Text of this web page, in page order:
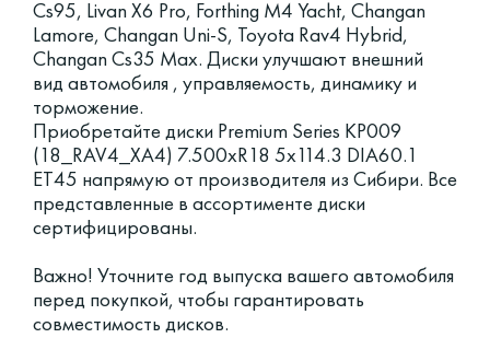
Cs95, Livan X6 Pro, Forthing M4 Yacht, Changan
Lamore, Changan Uni-S, Toyota Rav4 Hybrid,
Changan Cs35 Max. Диски улучшают внешний
вид автомобиля , управляемость, динамику и
торможение.
Приобретайте диски Premium Series КР009
(18_RAV4_XA4) 7.500xR18 5x114.3 DIA60.1
ET45 напрямую от производителя из Сибири. Все
представленные в ассортименте диски
сертифицированы.
Важно! Уточните год выпуска вашего автомобиля
перед покупкой, чтобы гарантировать
совместимость дисков.